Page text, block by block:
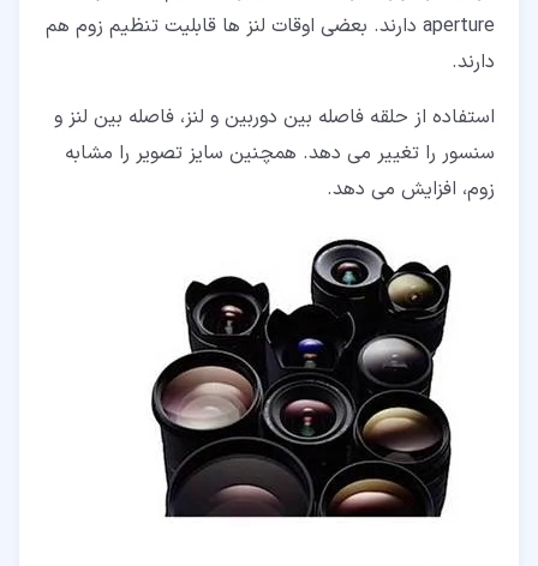
aperture دارند. بعضی اوقات لنز ها قابلیت تنظیم زوم هم
دارند.
استفاده از حلقه فاصله بین دوربین و لنز، فاصله بین لنز و
سنسور را تغییر می دهد. همچنین سایز تصویر را مشابه
زوم، افزایش می دهد.